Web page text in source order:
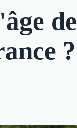
de
?